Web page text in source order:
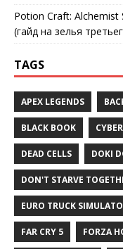
Potion Craft:
(гайд на зелья
TAGS
APEX LEGENDS
BLACK BOOK
DEAD CELLS DOKI
DON'T STARVE
EURO TRUCK
FAR CRY 5 FORZA